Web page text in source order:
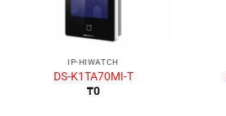
IP-HIWATCH
DS-K1TA70MI-T
₸0